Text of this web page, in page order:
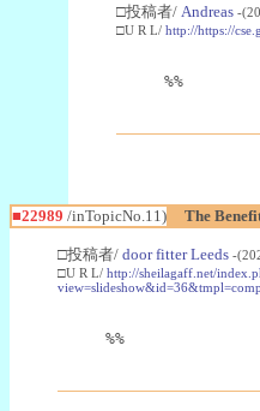
□投稿者/ Andreas -
□U R L/ http://https://
%%
■22989 /inTopicNo.11) The
□投稿者/ door fitter Leeds -
□U R L/ http://sheilagaff.net/
%%